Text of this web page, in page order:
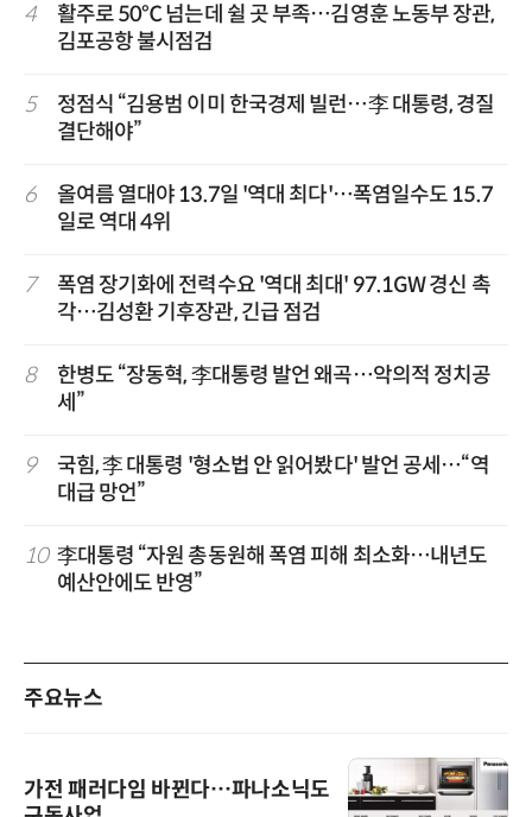
4
활주로 50℃ 넘는데 쉴 곳 부족…김영훈 노동부 장관,
김포공항 불시점검
5
정점식 “김용범 이미 한국경제 빌런…李 대통령, 경질
결단해야”
6
올여름 열대야 13.7일 '역대 최다'…폭염일수도 15.7
일로 역대 4위
7
폭염 장기화에 전력수요 '역대 최대' 97.1GW 경신 촉
각…김성환 기후장관, 긴급 점검
8
한병도 “장동혁, 李대통령 발언 왜곡…악의적 정치공
세”
9
국힘, 李 대통령 '형소법 안 읽어봤다' 발언 공세…“역
대급 망언”
10 李대통령 “자원 총동원해 폭염 피해 최소화…내년도
예산안에도 반영”
주요뉴스
가전 패러다임 바뀐다…파나소닉도